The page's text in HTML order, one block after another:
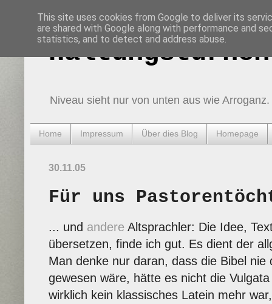
Haltungsturnen
Niveau sieht nur von unten aus wie Arroganz.
Home Impressum Über dies Blog Homepage
30.11.05
Für uns
... und andere Altsprachler: Die Idee,
übersetzen, finde ich gut. Es dient der
Man denke nur daran, dass die Bibel nie
gewesen wäre, hätte es nicht die
wirklich kein klassisches Latein mehr
This site uses cookies from Google to deliver its
are shared with Google along with performance and
statistics, and to detect and address abuse.